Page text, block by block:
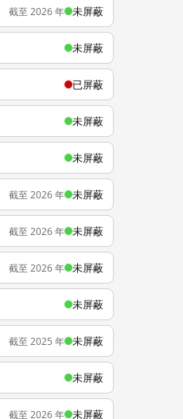
截至 2026 年 未屏蔽
未屏蔽
已屏蔽
未屏蔽
未屏蔽
截至 2026 年 未屏蔽
截至 2026 年 未屏蔽
截至 2026 年 未屏蔽
未屏蔽
截至 2025 年 未屏蔽
未屏蔽
截至 2026 年 未屏蔽